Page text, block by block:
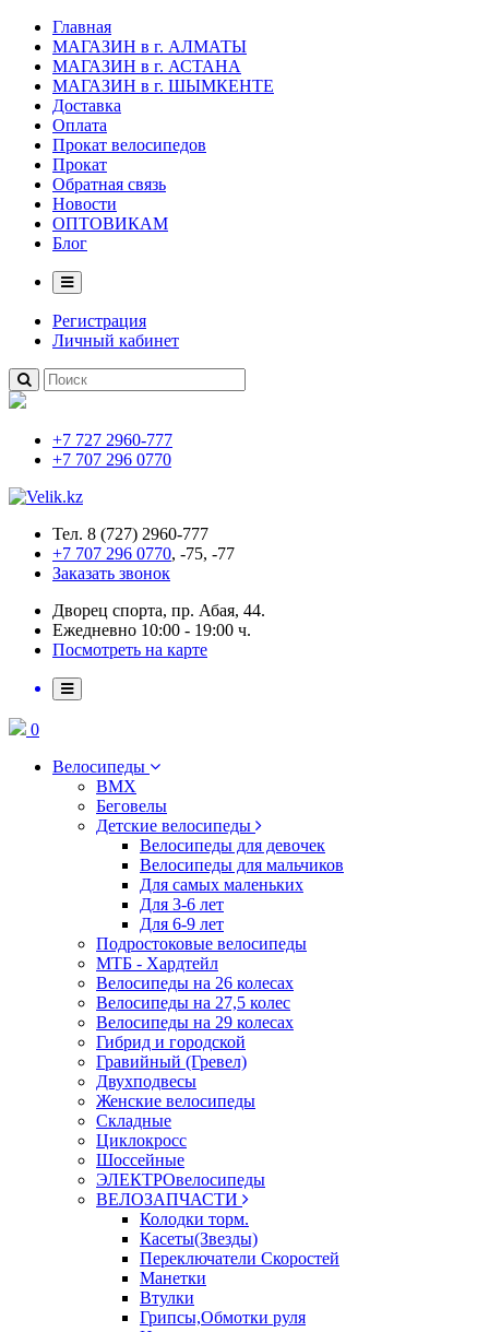
Главная
МАГАЗИН в г. АЛМАТЫ
МАГАЗИН в г. АСТАНА
МАГАЗИН в г. ШЫМКЕНТЕ
Доставка
Оплата
Прокат велосипедов
Прокат
Обратная связь
Новости
ОПТОВИКАМ
Блог
Регистрация
Личный кабинет
+7 727 2960-777
+7 707 296 0770
Тел. 8 (727) 2960-777
+7 707 296 0770, -75, -77
Заказать звонок
Дворец спорта, пр. Абая, 44.
Ежедневно 10:00 - 19:00 ч.
Посмотреть на карте
0
Велосипеды
BMX
Беговелы
Детские велосипеды
Велосипеды для девочек
Велосипеды для мальчиков
Для самых маленьких
Для 3-6 лет
Для 6-9 лет
Подростоковые велосипеды
МТБ - Хардтейл
Велосипеды на 26 колесах
Велосипеды на 27,5 колес
Велосипеды на 29 колесах
Гибрид и городской
Гравийный (Гревел)
Двухподвесы
Женские велосипеды
Складные
Циклокросс
Шоссейные
ЭЛЕКТРОвелосипеды
ВЕЛОЗАПЧАСТИ
Колодки торм.
Касеты(Звезды)
Переключатели Скоростей
Манетки
Втулки
Грипсы,Обмотки руля